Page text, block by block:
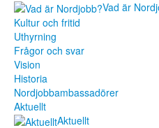
Vad är
Kultur och fritid
Uthyrning
Frågor och svar
Vision
Historia
Nordjobbambassadörer
Aktuellt
Aktuellt